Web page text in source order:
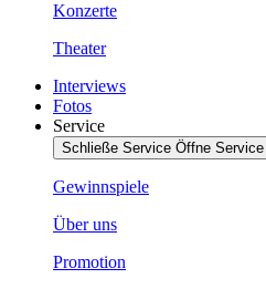
Konzerte
Theater
Interviews
Fotos
Service
Schließe Service Öffne Service
Gewinnspiele
Über uns
Promotion